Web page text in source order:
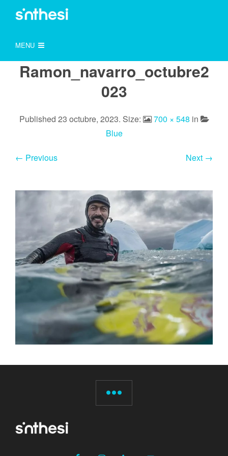
MENU
Ramon_navarro_octubre2
023
Published 23 octubre, 2023. Size: 700 × 548 in
Blue
← Previous Next →